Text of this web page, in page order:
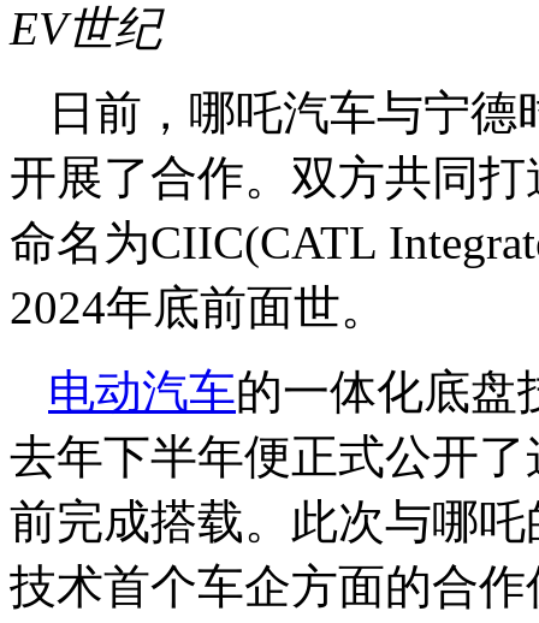
EV世纪
日前，哪吒汽车与宁
开展了合作。双方共同
命名为CIIC(CATL
2024年底前面世。
电动汽车的一体化底盘
去年下半年便正式公开
前完成搭载。此次与哪
技术首个车企方面的合